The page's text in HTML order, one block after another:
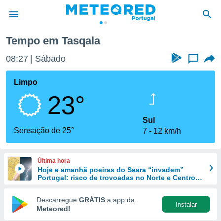
da
foi
fornecidas
a este
das
e
forma
digital
Tempo em Tasqala
08:27 Sábado ...
Limpo
23°
Sensação de 25°
Sul
7
12 km/h
Última hora
Hoje e amanhã poeiras do Saara “invadem”
Portugal: risco de trovoadas no Norte e Centro
Descarregue GRÁTIS a app da
Meteored!
Instalar